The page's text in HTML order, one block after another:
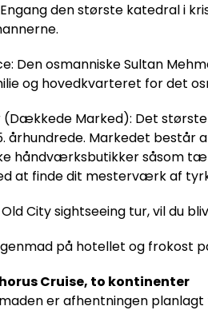
Engang den største katedral i
Den osmanniske Sultan
og hovedkvarteret for det
(Dækkede Marked): Det
århundrede. Markedet
håndværksbutikker såsom
at finde dit mesterværk af
City sightseeing tur, vil du
på hotellet og frokost
Cruise, to kontinenter
er afhentningen